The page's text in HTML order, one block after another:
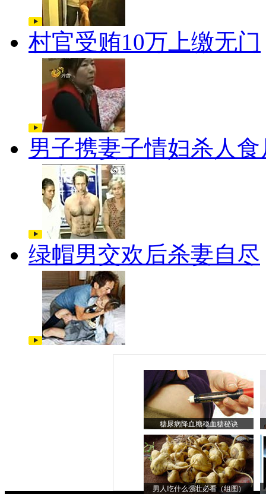
村官受贿10万上缴无门
男子携妻子情妇杀人食
绿帽男交欢后杀妻自尽
糖尿病降血糖稳血糖秘诀
男人吃什么强壮必看（组图）